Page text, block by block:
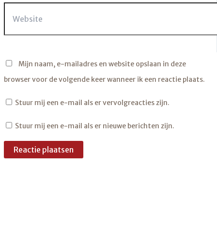
Mijn naam, e-mailadres en website opslaan in deze
browser voor de volgende keer wanneer ik een reactie plaats.
Stuur mij een e-mail als er vervolgreacties zijn.
Stuur mij een e-mail als er nieuwe berichten zijn.